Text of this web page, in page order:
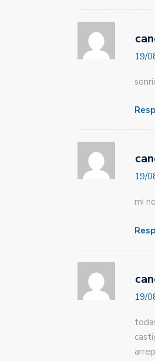
19/
19/
mi
19/